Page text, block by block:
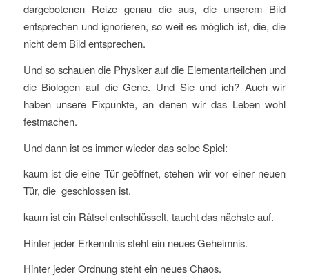
dargebotenen Reize genau die aus, die unserem Bild
entsprechen und ignorieren, so weit es möglich ist, die, die
nicht dem Bild entsprechen.
Und so schauen die Physiker auf die Elementarteilchen und
die Biologen auf die Gene. Und Sie und ich? Auch wir
haben unsere Fixpunkte, an denen wir das Leben wohl
festmachen.
Und dann ist es immer wieder das selbe Spiel:
kaum ist die eine Tür geöffnet, stehen wir vor einer neuen
Tür, die geschlossen ist.
kaum ist ein Rätsel entschlüsselt, taucht das nächste auf.
Hinter jeder Erkenntnis steht ein neues Geheimnis.
Hinter jeder Ordnung steht ein neues Chaos.